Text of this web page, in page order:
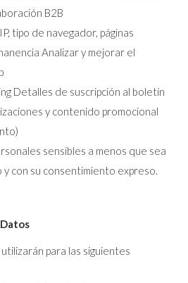
B2B
tipo de navegador, páginas
Analizar y mejorar el
Detalles de suscripción al boletín
y contenido promocional
sensibles a menos que sea
con su consentimiento expreso.
para las siguientes